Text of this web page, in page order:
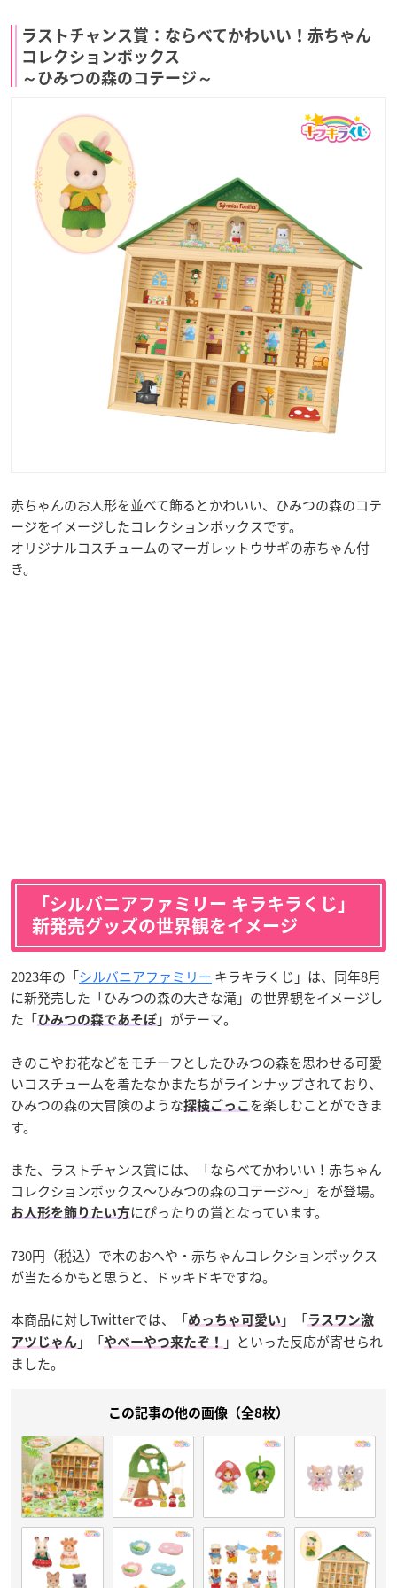
ラストチャンス賞：ならべてかわいい！赤ちゃん
コレクションボックス
～ひみつの森のコテージ～
赤ちゃんのお人形を並べて飾るとかわいい、ひみつの森のコテ
ージをイメージしたコレクションボックスです。
オリジナルコスチュームのマーガレットウサギの赤ちゃん付
き。
「シルバニアファミリー キラキラくじ」
新発売グッズの世界観をイメージ
2023年の「シルバニアファミリー キラキラくじ」は、同年8月
に新発売した「ひみつの森の大きな滝」の世界観をイメージし
た「ひみつの森であそぼ 」がテーマ。
きのこやお花などをモチーフとしたひみつの森を思わせる可愛
いコスチュームを着たなかまたちがラインナップされており、
ひみつの森の大冒険のような探検ごっこ を楽しむことができま
す。
また、ラストチャンス賞には、「ならべてかわいい！赤ちゃん
コレクションボックス～ひみつの森のコテージ～」をが登場。
お人形を飾りたい方にぴったりの賞となっています。
730円（税込）で木のおへや・赤ちゃんコレクションボックス
が当たるかもと思うと、ドッキドキですね。
本商品に対しTwitterでは、「めっちゃ可愛い 」「ラスワン激
アツじゃん 」「やべーやつ来たぞ！
」といった反応が寄せられ
ました。
この記事の他の画像（全8枚）